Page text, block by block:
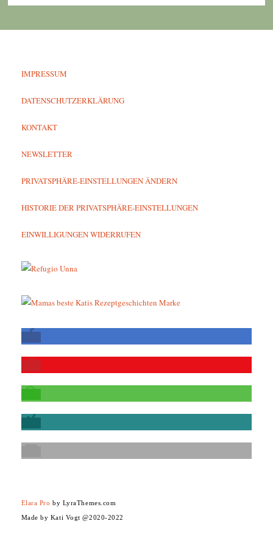
IMPRESSUM
DATENSCHUTZERKLÄRUNG
KONTAKT
NEWSLETTER
PRIVATSPHÄRE-EINSTELLUNGEN ÄNDERN
HISTORIE DER PRIVATSPHÄRE-EINSTELLUNGEN
EINWILLIGUNGEN WIDERRUFEN
Elara Pro by LyraThemes.com
Made by Kati Vogt @2020-2022